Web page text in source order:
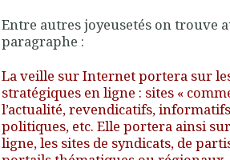
Entre autres joyeusetés on trouve
paragraphe :
La veille sur Internet portera sur
stratégiques en ligne : sites «
l’actualité, revendicatifs,
politiques, etc. Elle portera ainsi
ligne, les sites de syndicats, de